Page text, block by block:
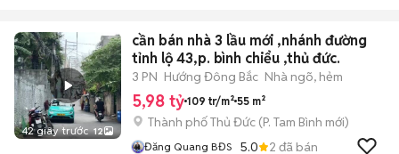
42 giây trước 12
cần bán nhà 3 lầu mới ,nhánh đường
tỉnh lộ 43,p. bình chiểu ,thủ đức.
3 PN Hướng Đông Bắc Nhà ngõ, hẻm
5,98 tỷ 109 tr/m² 55 m²
Thành phố Thủ Đức (P. Tam Bình mới)
Đăng Quang BĐS 5.0 2 đã bán